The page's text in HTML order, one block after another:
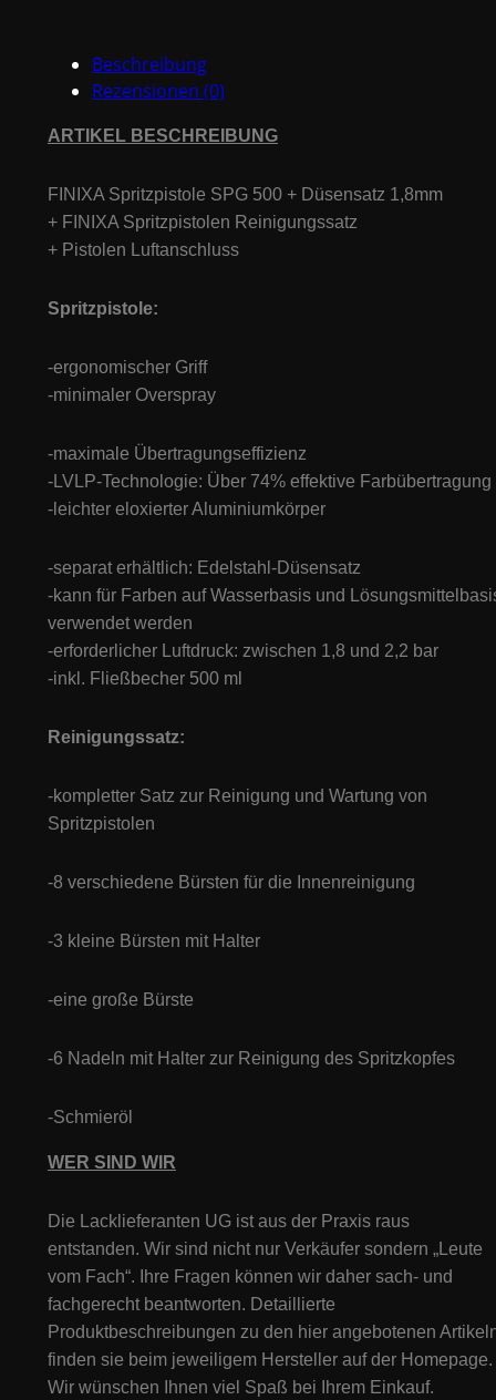
Luftanschluss
Beschreibung
Rezensionen (0)
ARTIKEL BESCHREIBUNG
FINIXA Spritzpistole SPG 500 + Düsensatz 1,8mm
+ FINIXA Spritzpistolen Reinigungssatz
+ Pistolen Luftanschluss
Spritzpistole:
-ergonomischer Griff
-minimaler Overspray
-maximale Übertragungseffizienz
-LVLP-Technologie: Über 74% effektive Farbübertragung
-leichter eloxierter Aluminiumkörper
-separat erhältlich: Edelstahl-Düsensatz
-kann für Farben auf Wasserbasis und
verwendet werden
-erforderlicher Luftdruck: zwischen 1,8 und 2,2 bar
-inkl. Fließbecher 500 ml
Reinigungssatz:
-kompletter Satz zur Reinigung und Wartung von
Spritzpistolen
-8 verschiedene Bürsten für die Innenreinigung
-3 kleine Bürsten mit Halter
-eine große Bürste
-6 Nadeln mit Halter zur Reinigung des Spritzkopfes
-Schmieröl
WER SIND WIR
Die Lacklieferanten UG ist aus der Praxis raus
entstanden. Wir sind nicht nur Verkäufer sondern „Leute
vom Fach“. Ihre Fragen können wir daher sach- und
fachgerecht beantworten. Detaillierte
Produktbeschreibungen zu den hier angebotenen
finden sie beim jeweiligem Hersteller auf der Homepage.
Wir wünschen Ihnen viel Spaß bei Ihrem Einkauf.